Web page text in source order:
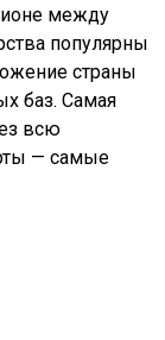
между
популярны
страны
баз. Самая
всю
— самые